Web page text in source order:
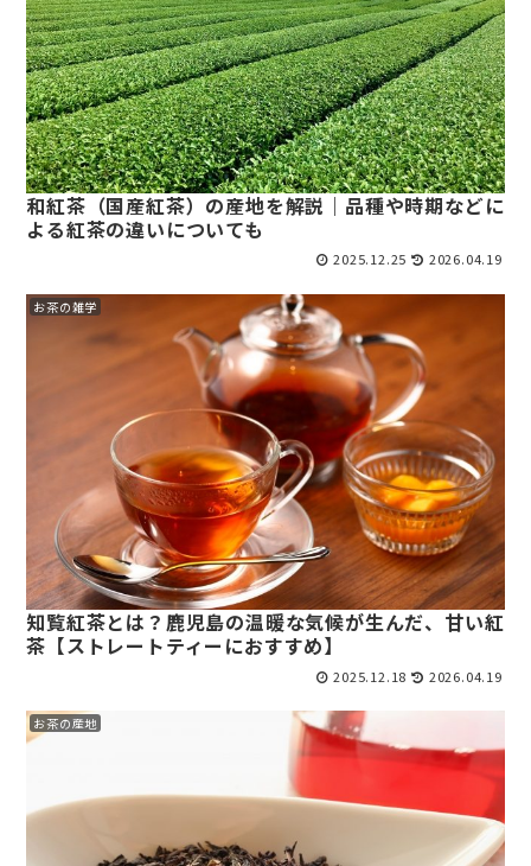
和紅茶（国産紅茶）の産地を解説｜品種や時期などに
よる紅茶の違いについても
2025.12.25 2026.04.19
お茶の雑学
知覧紅茶とは？鹿児島の温暖な気候が生んだ、甘い紅
茶【ストレートティーにおすすめ】
2025.12.18 2026.04.19
お茶の産地